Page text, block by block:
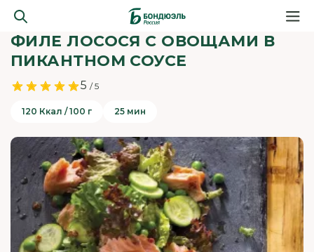
ФИЛЕ ЛОСОСЯ С ОВОЩАМИ В
ПИКАНТНОМ СОУСЕ
5 / 5
120 Ккал / 100 г 25 мин